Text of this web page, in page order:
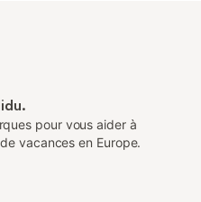
pour vous aider à
vacances en Europe.